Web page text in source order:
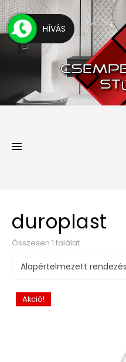
duroplast
Összesen 1 találat
Akció!
HÍVÁS